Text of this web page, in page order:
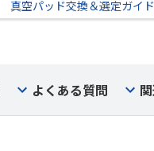
真空パッド交換＆選定ガイド
よくある質問